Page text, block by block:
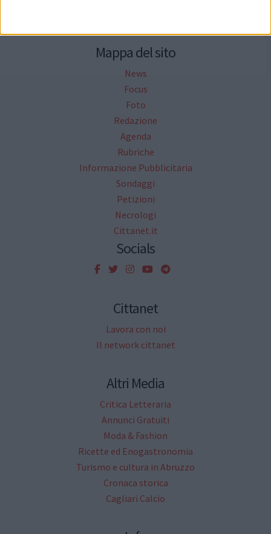
Mappa del sito
News
Focus
Foto
Redazione
Agenda
Rubriche
Informazione Pubblicitaria
Sondaggi
Petizioni
Necrologi
Cittanet.it
Socials
Cittanet
Lavora con noi
Il network cittanet
Altri Media
Critica Letteraria
Annunci Gratuiti
Moda & Fashion
Ricette ed Enogastronomia
Turismo e cultura in Abruzzo
Cronaca storica
Cagliari Calcio